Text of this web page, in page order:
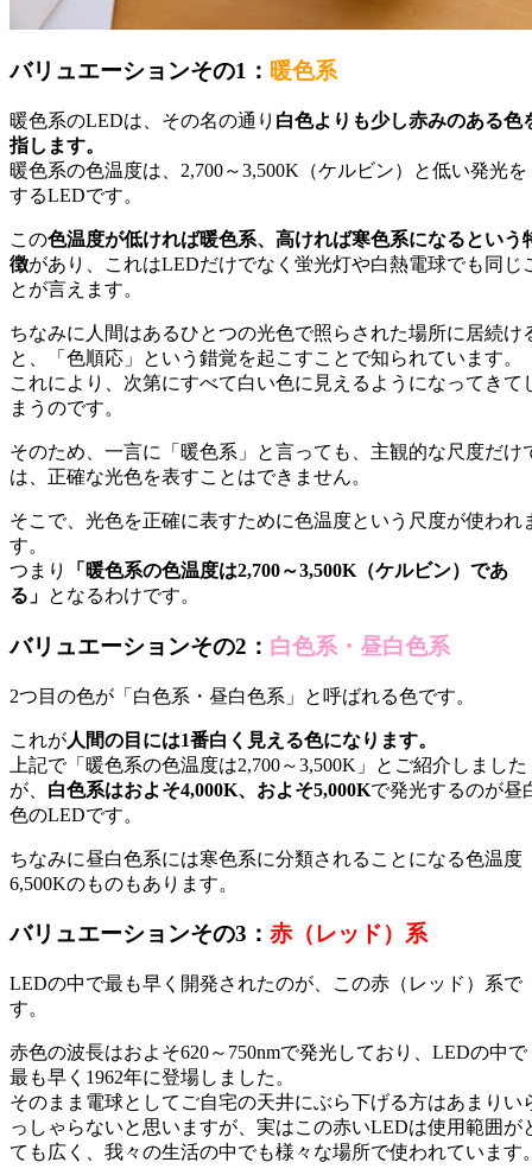
バリュエーションその1： 暖色系
暖色系のLEDは、その名の通り 白色よりも少し赤みのある色
指します。
暖色系の色温度は、2,700～3,500K（ケルビン）と低い発光を
するLEDです。
この色温度が低ければ暖色系、高ければ寒色系になるという
徴があり、これはLEDだけでなく蛍光灯や白熱電球でも同じ
とが言えます。
ちなみに人間はあるひとつの光色で照らされた場所に居続け
と、「色順応」という錯覚を起こすことで知られています。
これにより、次第にすべて白い色に見えるようになってきて
まうのです。
そのため、一言に「暖色系」と言っても、主観的な尺度だけ
は、正確な光色を表すことはできません。
そこで、光色を正確に表すために色温度という尺度が使われ
す。
つまり
「暖色系の色温度は2,700～3,500K（ケルビン）であ
る」 となるわけです。
バリュエーションその2： 白色系・昼白色系
2つ目の色が「白色系・昼白色系」と呼ばれる色です。
これが人間の目には1番白く見える色になります。
上記で「暖色系の色温度は2,700～3,500K」とご紹介しました
が、 白色系はおよそ4,000K、およそ5,000Kで発光するのが昼
色のLEDです。
ちなみに昼白色系には寒色系に分類されることになる色温度
6,500Kのものもあります。
バリュエーションその3： 赤（レッド）系
LEDの中で最も早く開発されたのが、この赤（レッド）系で
す。
赤色の波長はおよそ620～750nmで発光しており、LEDの中で
最も早く1962年に登場しました。
そのまま電球としてご自宅の天井にぶら下げる方はあまりい
っしゃらないと思いますが、実はこの赤いLEDは使用範囲が
ても広く、我々の生活の中でも様々な場所で使われています